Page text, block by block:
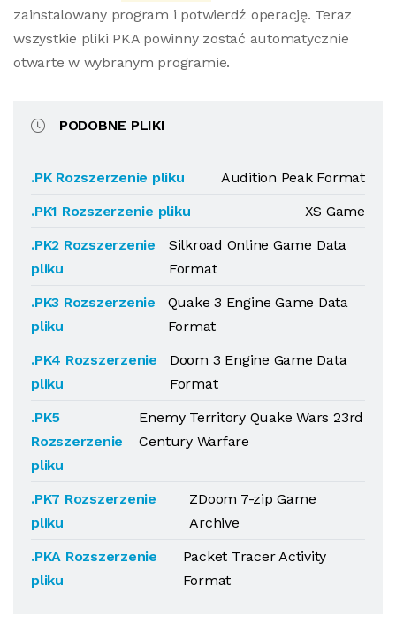
zainstalowany program i potwierdź operację. Teraz
wszystkie pliki PKA powinny zostać automatycznie
otwarte w wybranym programie.
PODOBNE PLIKI
.PK Rozszerzenie pliku
Audition Peak Format
.PK1 Rozszerzenie pliku
XS Game
.PK2 Rozszerzenie
pliku
Silkroad Online Game Data
Format
.PK3 Rozszerzenie
pliku
Quake 3 Engine Game Data
Format
.PK4 Rozszerzenie
pliku
Doom 3 Engine Game Data
Format
.PK5
Rozszerzenie
pliku
Enemy Territory Quake Wars 23rd
Century Warfare
.PK7 Rozszerzenie
pliku
ZDoom 7-zip Game
Archive
.PKA Rozszerzenie
pliku
Packet Tracer Activity
Format